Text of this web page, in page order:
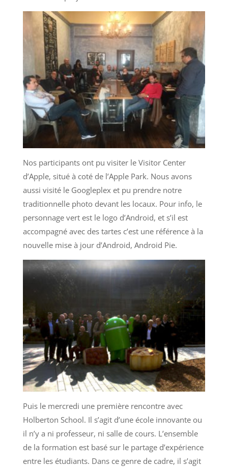
Nos participants ont pu visiter le Visitor Center
d’Apple, situé à coté de l’Apple Park. Nous avons
aussi visité le Googleplex et pu prendre notre
traditionnelle photo devant les locaux. Pour info, le
personnage vert est le logo d’Android, et s’il est
accompagné avec des tartes c’est une référence à la
nouvelle mise à jour d’Android, Android Pie.
Puis le mercredi une première rencontre avec
Holberton School. Il s’agit d’une école innovante ou
il n’y a ni professeur, ni salle de cours. L’ensemble
de la formation est basé sur le partage d’expérience
entre les étudiants. Dans ce genre de cadre, il s’agit